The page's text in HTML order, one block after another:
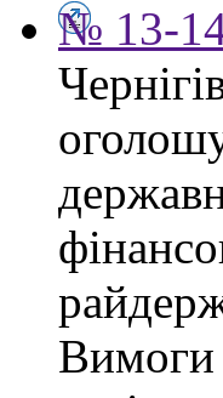
№ 13-14
Вимоги